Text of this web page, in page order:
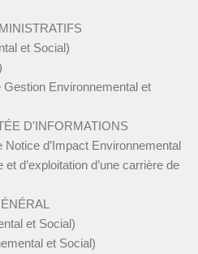
et Social)
Environnemental et
D'INFORMATIONS
d’Impact Environnemental
d’exploitation d’une carrière de
et Social)
et Social)